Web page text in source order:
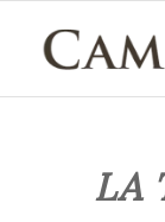
LA